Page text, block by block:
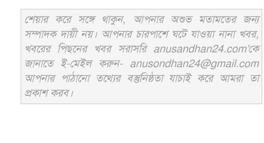
শেয়ার করে সঙ্গে থাকুন, আপনার অশুভ মতামতের জন্য
সম্পাদক দায়ী নয়। আপনার চারপাশে ঘটে যাওয়া নানা খবর,
খবরের পিছনের খবর সরাসরি anusandhan24.com'কে
জানাতে ই-মেইল করুন- anusondhan24@gmail.com
আপনার পাঠানো তথ্যের বস্তুনিষ্ঠতা যাচাই করে আমরা তা
প্রকাশ করব।